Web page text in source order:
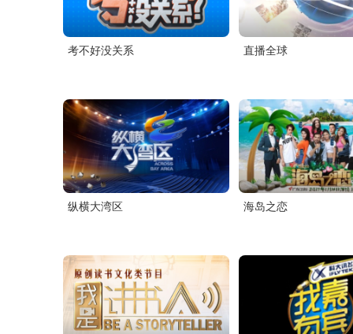
考不好没关系 直播全球
纵横大湾区 海岛之恋